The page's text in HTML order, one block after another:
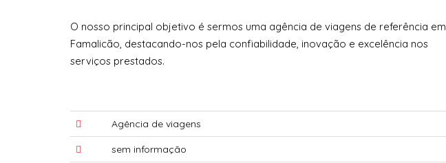
O nosso principal objetivo é sermos uma agência de viagens de referência em
Famalicão, destacando-nos pela confiabilidade, inovação e excelência nos
serviços prestados.
Agência de viagens
sem informação